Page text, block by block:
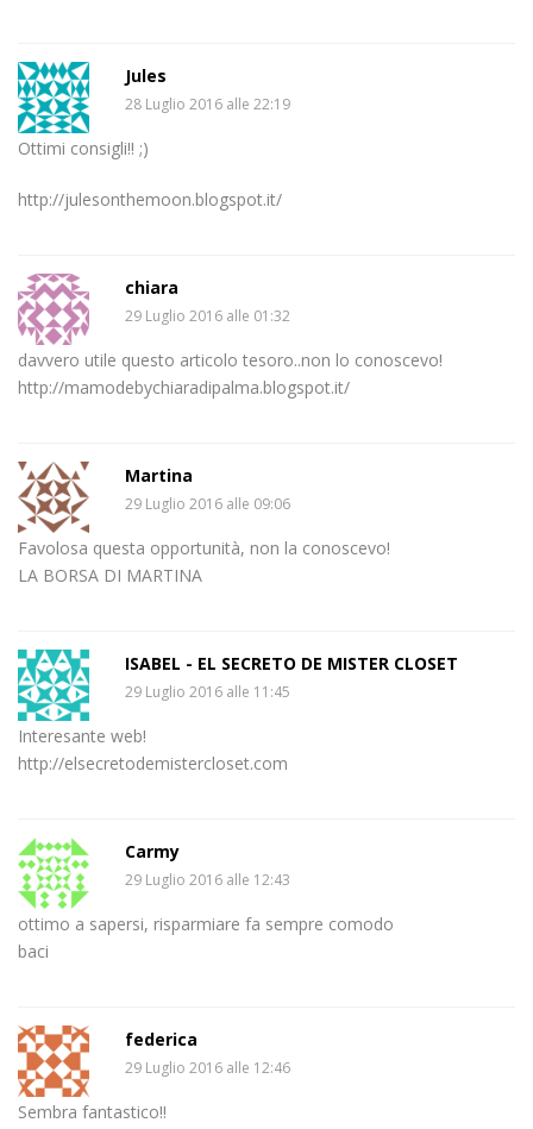
Jules
28 Luglio 2016 alle 22:19
Ottimi consigli!! ;)
http://julesonthemoon.blogspot.it/
chiara
29 Luglio 2016 alle 01:32
davvero utile questo articolo tesoro..non lo conoscevo!
http://mamodebychiaradipalma.blogspot.it/
Martina
29 Luglio 2016 alle 09:06
Favolosa questa opportunità, non la conoscevo!
LA BORSA DI MARTINA
ISABEL - EL SECRETO DE MISTER CLOSET
29 Luglio 2016 alle 11:45
Interesante web!
http://elsecretodemistercloset.com
Carmy
29 Luglio 2016 alle 12:43
ottimo a sapersi, risparmiare fa sempre comodo
baci
federica
29 Luglio 2016 alle 12:46
Sembra fantastico!!